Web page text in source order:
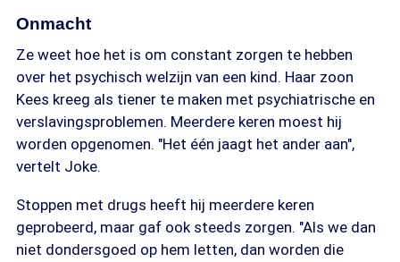
Onmacht
Ze weet hoe het is om constant zorgen te hebben
over het psychisch welzijn van een kind. Haar zoon
Kees kreeg als tiener te maken met psychiatrische en
verslavingsproblemen. Meerdere keren moest hij
worden opgenomen. "Het één jaagt het ander aan",
vertelt Joke.
Stoppen met drugs heeft hij meerdere keren
geprobeerd, maar gaf ook steeds zorgen. "Als we dan
niet dondersgoed op hem letten, dan worden die